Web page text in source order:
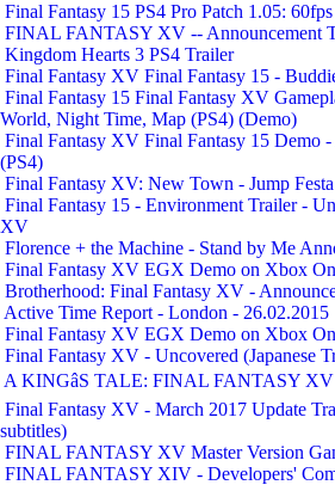
Final Fantasy 15 PS4 Pro Patch 1.05:
FINAL FANTASY XV -- Announcement
Kingdom Hearts 3 PS4 Trailer
Final Fantasy XV Final Fantasy 15 -
Final Fantasy 15 Final Fantasy XV
World, Night Time, Map (PS4) (Demo)
Final Fantasy XV Final Fantasy 15 Demo
(PS4)
Final Fantasy XV: New Town - Jump
Final Fantasy 15 - Environment Trailer -
XV
Florence + the Machine - Stand by Me
Final Fantasy XV EGX Demo on Xbox
Brotherhood: Final Fantasy XV -
Active Time Report - London - 26.02.2015
Final Fantasy XV EGX Demo on Xbox
Final Fantasy XV - Uncovered (Japanese
A KINGâS TALE: FINAL FANTASY
Final Fantasy XV - March 2017 Update
subtitles)
FINAL FANTASY XV Master Version
FINAL FANTASY XIV - Developers'